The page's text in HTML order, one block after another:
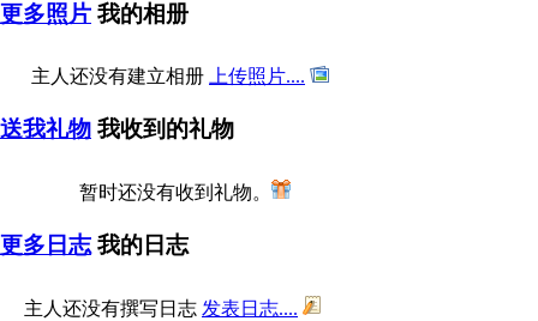
更多照片 我的相册
主人还没有建立相册 上传照片....
送我礼物 我收到的礼物
暂时还没有收到礼物。
更多日志 我的日志
主人还没有撰写日志 发表日志....